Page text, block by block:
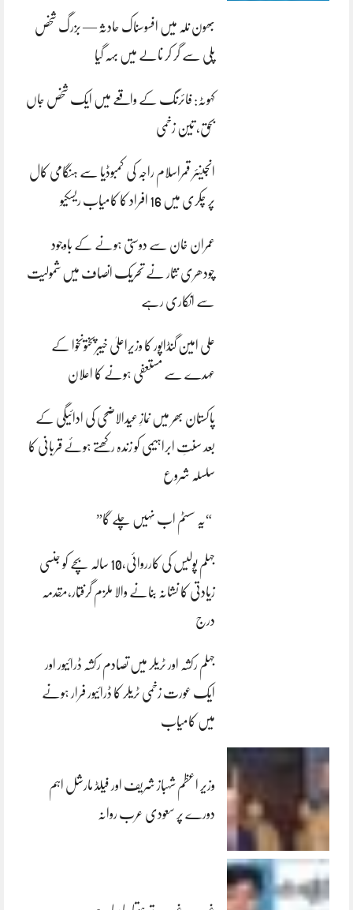
بھون نلہ میں افسوسناک حادثہ — بزرگ شخص
پلی سے گر کر نالے میں بہہ گیا
کہوٹہ: فائرنگ کے واقعے میں ایک شخص جاں
بحق، تین زخمی
انجینئر قمراسلام راجہ کی کمبوڈیا سے ہنگامی کال
پر چکری میں 16 افراد کا کامیاب ریسکیو
عمران خان سے دوستی ہونے کے باوجود
چودھری نثار نے تحریک انصاف میں شمولیت
سے انکاری رہے
علی امین گنڈاپور کا وزیراعلیٰ خیبرپختونخوا کے
عہدے سے مستعفی ہونے کا اعلان
پاکستان بھر میں نمازِ عیدالاضحی کی ادائیگی کے
بعد سنتِ ابراہیمی کو زندہ رکھتے ہوئے قربانی کا
سلسلہ شروع
“یہ سسٹم اب نہیں چلے گا”
جہلم پولیس کی کارروائی،10 سالہ بچے کو جنسی
زیادتی کا نشانہ بنانے والا ملزم گرفتار،مقدمہ
درج
جہلم رکشہ اور ٹریلر میں تصادم رکشہ ڈرائیور اور
ایک عورت زخمی ٹریلر کا ڈرائیور فرار ہونے
میں کامیاب
وزیر اعظم شہباز شریف اور فیلڈ مارشل اہم
دورے پر سعودی عرب روانہ